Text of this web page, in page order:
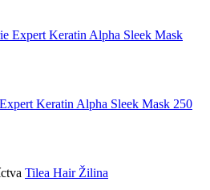
Keratin Alpha Sleek Mask 250
Tilea Hair Žilina